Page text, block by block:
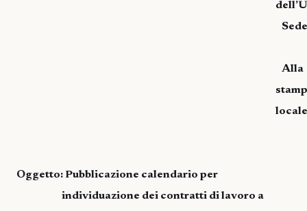
Alla
locale
Oggetto: Pubblicazione calendario per
individuazione dei contratti di lavoro a